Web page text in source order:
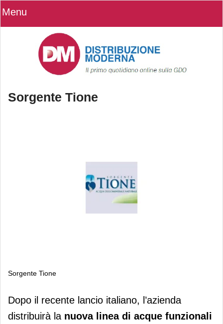
Menu
Sorgente Tione
Sorgente Tione
Sorgente Tione
Dopo il recente lancio italiano, l’azienda
distribuirà la nuova linea di acque funzionali